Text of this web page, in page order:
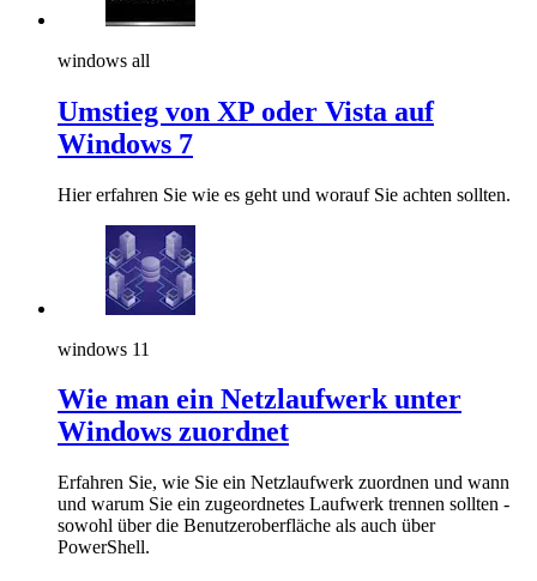
windows all
Umstieg von XP oder Vista auf
Windows 7
Hier erfahren Sie wie es geht und worauf Sie achten sollten.
windows 11
Wie man ein Netzlaufwerk unter
Windows zuordnet
Erfahren Sie, wie Sie ein Netzlaufwerk zuordnen und wann
und warum Sie ein zugeordnetes Laufwerk trennen sollten -
sowohl über die Benutzeroberfläche als auch über
PowerShell.